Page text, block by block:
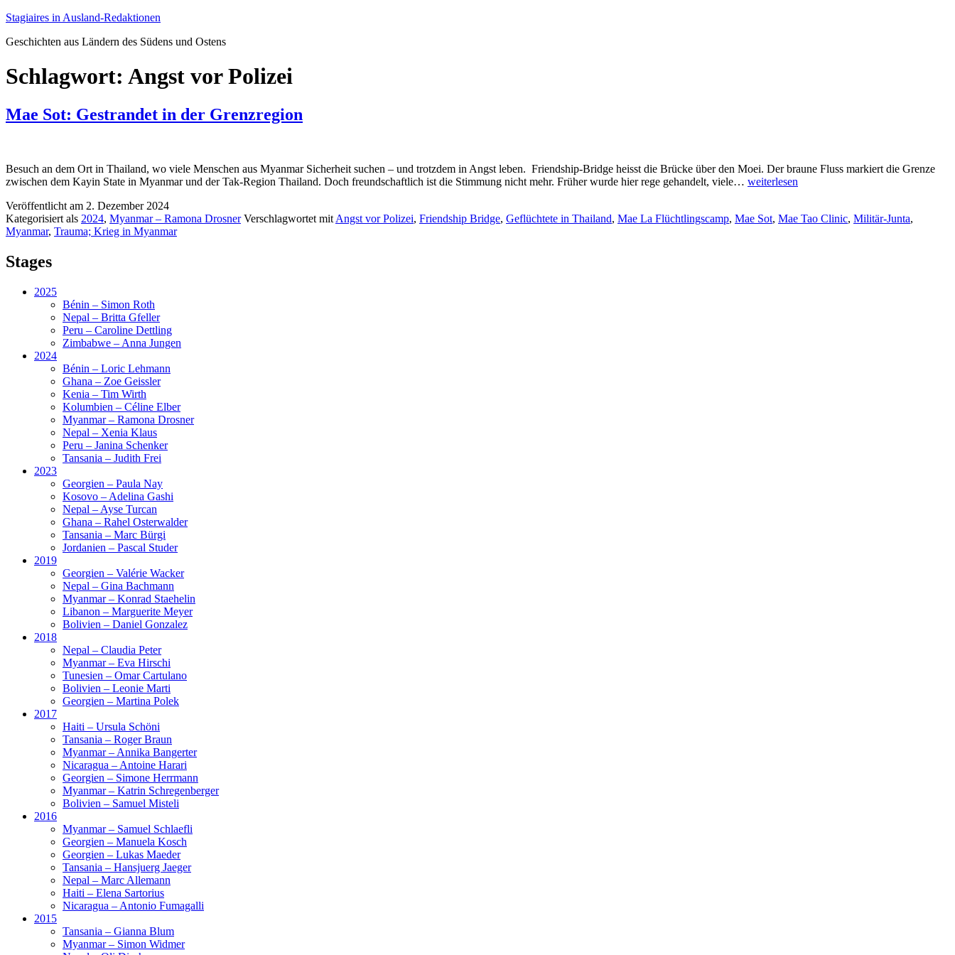
Zum
springen
Stagiaires in Ausland-Redaktionen
Geschichten aus Ländern des Südens und Ostens
Schlagwort: Angst vor Polizei
Mae Sot: Gestrandet in der Grenzregion
Besuch an dem Ort in Thailand, wo viele Menschen aus Myanmar Sicherheit suchen – und trotzdem in Angst leben. Friendship-Bridge heisst die Brücke über den Moei. Der braune Fluss markiert die Grenze
zwischen dem Kayin State in Myanmar und der Tak-Region Thailand. Doch freundschaftlich ist die Stimmung nicht mehr. Früher wurde hier rege gehandelt, viele… Mae
in
weiterlesen
Veröffentlicht am 2. Dezember 2024
Kategorisiert als 2024, Myanmar – Ramona Drosner Verschlagwortet mit Angst vor Polizei, Friendship Bridge, Geflüchtete in Thailand, Mae La Flüchtlingscamp, Mae Sot, Mae Tao Clinic, Militär-Junta,
Myanmar, Trauma; Krieg in Myanmar
Stages
2025
Bénin – Simon Roth
Nepal – Britta Gfeller
Peru – Caroline Dettling
Zimbabwe – Anna Jungen
2024
Bénin – Loric Lehmann
Ghana – Zoe Geissler
Kenia – Tim Wirth
Kolumbien – Céline Elber
Myanmar – Ramona Drosner
Nepal – Xenia Klaus
Peru – Janina Schenker
Tansania – Judith Frei
2023
Georgien – Paula Nay
Kosovo – Adelina Gashi
Nepal – Ayse Turcan
Ghana – Rahel Osterwalder
Tansania – Marc Bürgi
Jordanien – Pascal Studer
2019
Georgien – Valérie Wacker
Nepal – Gina Bachmann
Myanmar – Konrad Staehelin
Libanon – Marguerite Meyer
Bolivien – Daniel Gonzalez
2018
Nepal – Claudia Peter
Myanmar – Eva Hirschi
Tunesien – Omar Cartulano
Bolivien – Leonie Marti
Georgien – Martina Polek
2017
Haiti – Ursula Schöni
Tansania – Roger Braun
Myanmar – Annika Bangerter
Nicaragua – Antoine Harari
Georgien – Simone Herrmann
Myanmar – Katrin Schregenberger
Bolivien – Samuel Misteli
2016
Myanmar – Samuel Schlaefli
Georgien – Manuela Kosch
Georgien – Lukas Maeder
Tansania – Hansjuerg Jaeger
Nepal – Marc Allemann
Haiti – Elena Sartorius
Nicaragua – Antonio Fumagalli
2015
Tansania – Gianna Blum
Myanmar – Simon Widmer